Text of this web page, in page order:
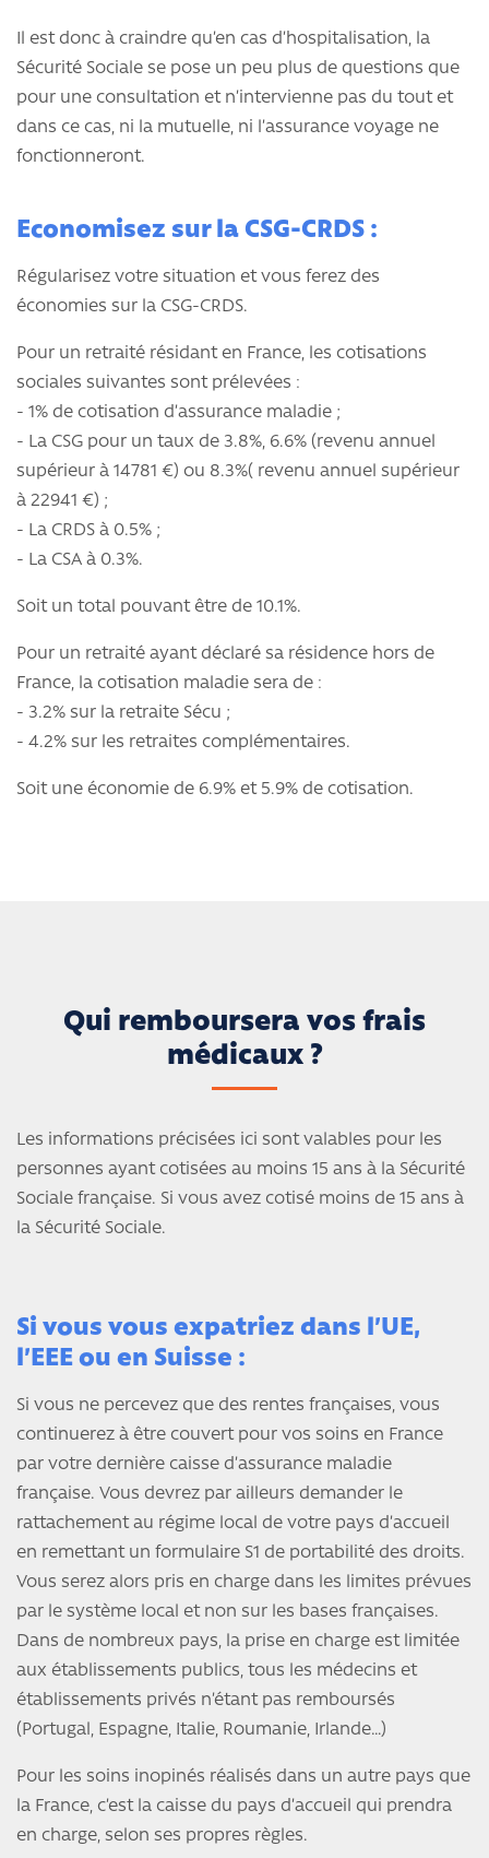
Il est donc à craindre qu’en cas d’hospitalisation, la
Sécurité Sociale se pose un peu plus de questions que
pour une consultation et n’intervienne pas du tout et
dans ce cas, ni la mutuelle, ni l’assurance voyage ne
fonctionneront.
Economisez sur la CSG-CRDS :
Régularisez votre situation et vous ferez des
économies sur la CSG-CRDS.
Pour un retraité résidant en France, les cotisations
sociales suivantes sont prélevées :
- 1% de cotisation d’assurance maladie ;
- La CSG pour un taux de 3.8%, 6.6% (revenu annuel
supérieur à 14781 €) ou 8.3%( revenu annuel supérieur
à 22941 €) ;
- La CRDS à 0.5% ;
- La CSA à 0.3%.
Soit un total pouvant être de 10.1%.
Pour un retraité ayant déclaré sa résidence hors de
France, la cotisation maladie sera de :
- 3.2% sur la retraite Sécu ;
- 4.2% sur les retraites complémentaires.
Soit une économie de 6.9% et 5.9% de cotisation.
Qui remboursera vos frais
médicaux ?
Les informations précisées ici sont valables pour les
personnes ayant cotisées au moins 15 ans à la Sécurité
Sociale française. Si vous avez cotisé moins de 15 ans à
la Sécurité Sociale.
Si vous vous expatriez dans l’UE,
l’EEE ou en Suisse :
Si vous ne percevez que des rentes françaises, vous
continuerez à être couvert pour vos soins en France
par votre dernière caisse d’assurance maladie
française. Vous devrez par ailleurs demander le
rattachement au régime local de votre pays d’accueil
en remettant un formulaire S1 de portabilité des droits.
Vous serez alors pris en charge dans les limites prévues
par le système local et non sur les bases françaises.
Dans de nombreux pays, la prise en charge est limitée
aux établissements publics, tous les médecins et
établissements privés n’étant pas remboursés
(Portugal, Espagne, Italie, Roumanie, Irlande…)
Pour les soins inopinés réalisés dans un autre pays que
la France, c’est la caisse du pays d’accueil qui prendra
en charge, selon ses propres règles.